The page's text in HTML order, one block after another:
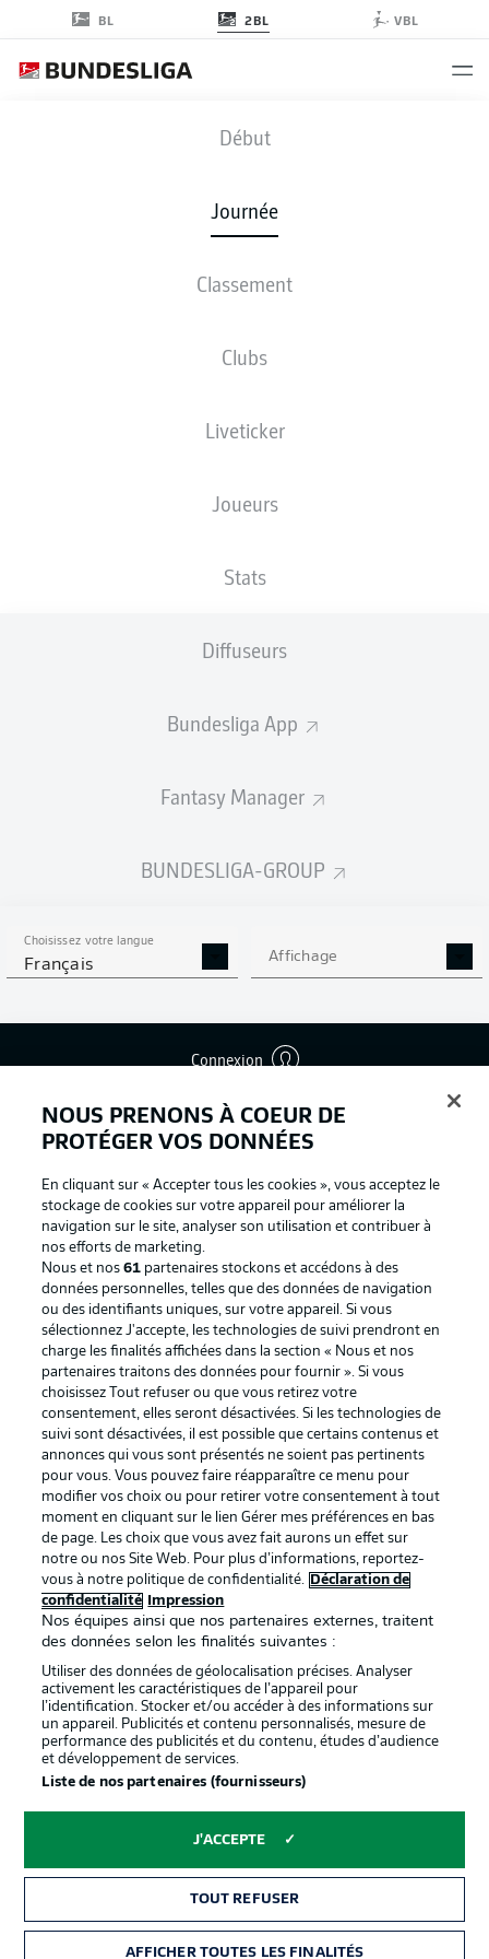
BL 2BL VBL
Début
Journée
Classement
Clubs
Liveticker
Joueurs
Stats
Diffuseurs
Bundesliga App
Fantasy Manager
BUNDESLIGA-GROUP
Choisissez votre langue
Français Affichage
Connexion
BOC - KSV
COMPOSITIONS STATISTIQUES
Football as it's meant to be
BUNDESLIGA APP
Proposé par
Gérer mes préférences
Déclaration de Diffuseurs
NOUS PRENONS À COEUR DE
PROTÉGER VOS DONNÉES
En cliquant sur « Accepter tous les cookies », vous acceptez le
stockage de cookies sur votre appareil pour améliorer la
navigation sur le site, analyser son utilisation et contribuer à
nos efforts de marketing.
Nous et nos61 partenaires stockons et accédons à des
données personnelles, telles que des données de navigation
ou des identifiants uniques, sur votre appareil. Si vous
sélectionnez J'accepte, les technologies de suivi prendront en
charge les finalités affichées dans la section « Nous et nos
partenaires traitons des données pour fournir ». Si vous
choisissez Tout refuser ou que vous retirez votre
consentement, elles seront désactivées. Si les technologies de
suivi sont désactivées, il est possible que certains contenus et
annonces qui vous sont présentés ne soient pas pertinents
pour vous. Vous pouvez faire réapparaître ce menu pour
modifier vos choix ou pour retirer votre consentement à tout
moment en cliquant sur le lien Gérer mes préférences en bas
de page. Les choix que vous avez fait aurons un effet sur
notre ou nos Site Web. Pour plus d’informations, reportez-
vous à notre politique de confidentialité.
Déclaration de
confidentialité
Impression
Nos équipes ainsi que nos partenaires externes, traitent
des données selon les finalités suivantes :
Utiliser des données de géolocalisation précises. Analyser
activement les caractéristiques de l’appareil pour
l’identification. Stocker et/ou accéder à des informations sur
un appareil. Publicités et contenu personnalisés, mesure de
performance des publicités et du contenu, études d’audience
et développement de services.
Liste de nos partenaires (fournisseurs)
J'ACCEPTE
TOUT REFUSER
AFFICHER TOUTES LES FINALITÉS